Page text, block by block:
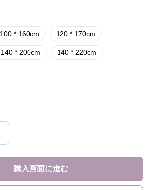
100 * 160cm 120 * 170cm
140 * 200cm 140 * 220cm
購入画面に進む